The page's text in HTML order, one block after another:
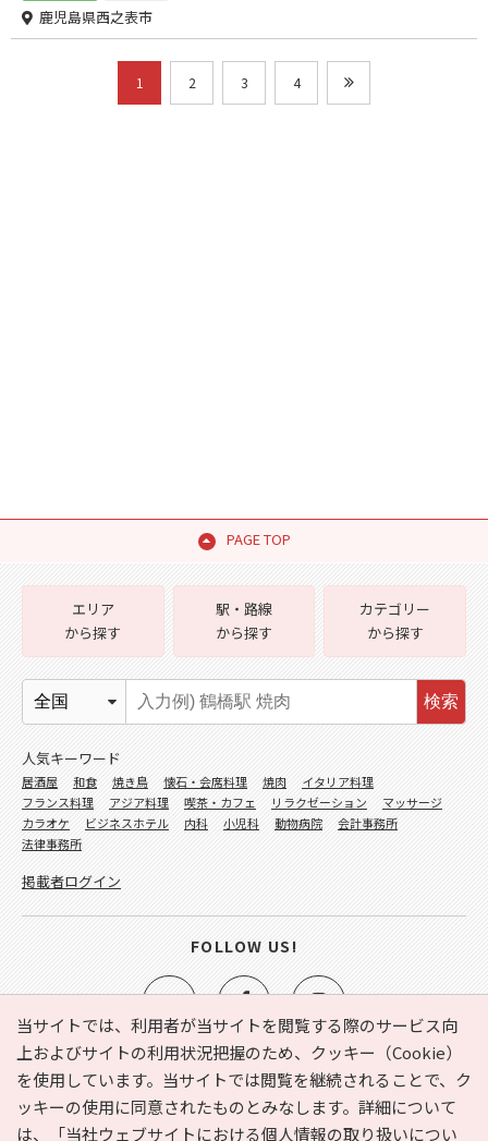
鹿児島県西之表市
1 2 3 4
PAGE TOP
当サイトでは、利用者が当サイトを閲覧する際のサービス向
上およびサイトの利用状況把握のため、クッキー（Cookie）
を使用しています。当サイトでは閲覧を継続されることで、ク
ッキーの使用に同意されたものとみなします。詳細について
は、
「当社ウェブサイトにおける個人情報の取り扱いについ
e-NAVITA（イーナビタ）とは？ お気に入り
ヘルプ
利用規約
個人情報の取り扱いについて
運営会社
エリア
から探す
駅・路線
から探す
カテゴリー
から探す
検索
人気キーワード
居酒屋 和食 焼き鳥 懐石・会席料理 焼肉
イタリア料理
フランス料理
アジア料理 喫茶・カフェ リラクゼーション
マッサージ
カラオケ
ビジネスホテル 内科 小児科 動物病院
会計事務所
法律事務所
掲載者ログイン
FOLLOW US!